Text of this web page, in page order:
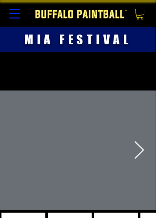
MIA FESTIVAL